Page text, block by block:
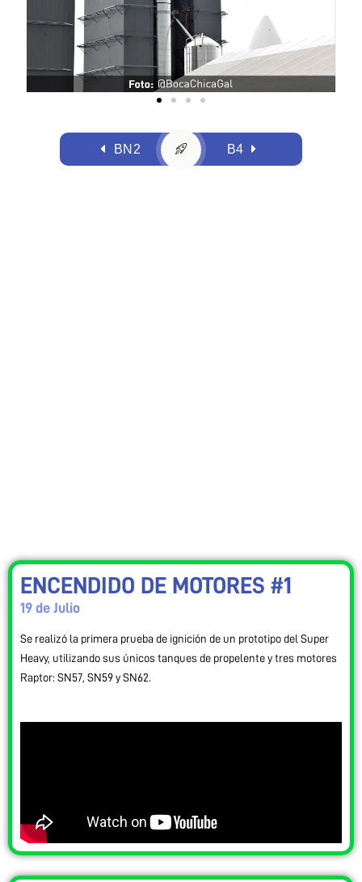
BN2 B4
ENCENDIDO DE MOTORES #1
19 de Julio
Se realizó la primera prueba de ignición de un prototipo del Super
Heavy, utilizando sus únicos tanques de propelente y tres motores
Raptor: SN57, SN59 y SN62.